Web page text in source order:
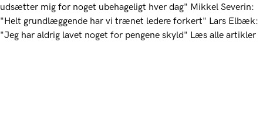
udsætter mig for noget ubehageligt hver dag" Mikkel Severin:
"Helt grundlæggende har vi trænet ledere forkert" Lars Elbæk:
"Jeg har aldrig lavet noget for pengene skyld" Læs alle artikler